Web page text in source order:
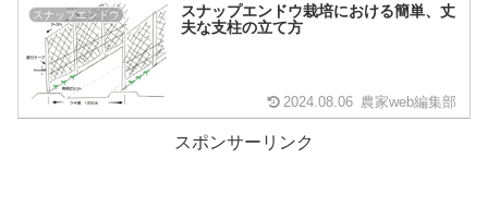
スナップエンドウ
スナップエンドウ栽培における簡単、丈
夫な支柱の立て方
2024.08.06 農家web編集部
スポンサーリンク